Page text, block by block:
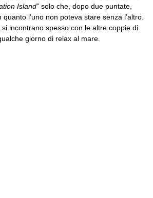
Island” solo che, dopo due puntate,
l’uno non poteva stare senza l’altro.
incontrano spesso con le altre coppie di
giorno di relax al mare.